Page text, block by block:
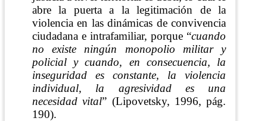
abre la puerta a la legitimación de la
violencia en las dinámicas de convivencia
ciudadana e intrafamiliar, porque “cuando
no existe ningún monopolio militar y
policial y cuando, en consecuencia, la
inseguridad es constante, la violencia
individual, la agresividad es una
necesidad vital” (Lipovetsky, 1996, pág.
190).